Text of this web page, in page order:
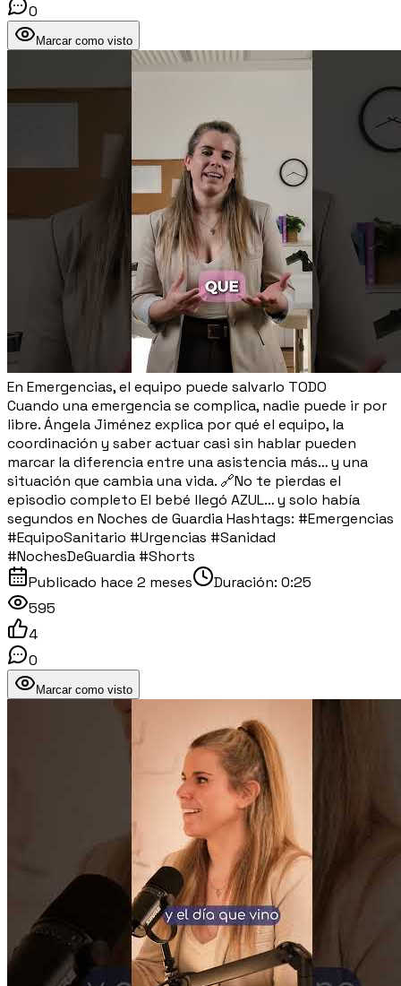
0
Marcar como visto
En Emergencias, el equipo puede salvarlo TODO
Cuando una emergencia se complica, nadie puede ir por
libre. Ángela Jiménez explica por qué el equipo, la
coordinación y saber actuar casi sin hablar pueden
marcar la diferencia entre una asistencia más… y una
situación que cambia una vida. 🔗No te pierdas el
episodio completo El bebé llegó AZUL… y solo había
segundos en Noches de Guardia Hashtags: #Emergencias
#EquipoSanitario #Urgencias #Sanidad
#NochesDeGuardia #Shorts
Publicado hace 2 meses Duración: 0:25
595
4
0
Marcar como visto